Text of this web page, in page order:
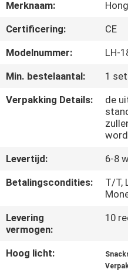
SHOW
OVER
ONS
NEEM
MET
OP
Merknaam:
Certificering:
CE
Modelnummer:
LH-
Min. bestelaantal:
1 set
Verpakking Details:
de
Levertijd:
6-8
Betalingscondities:
T/T,
Levering
vermogen:
10
Hoog licht: